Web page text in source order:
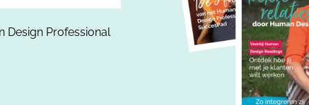
Design Professional